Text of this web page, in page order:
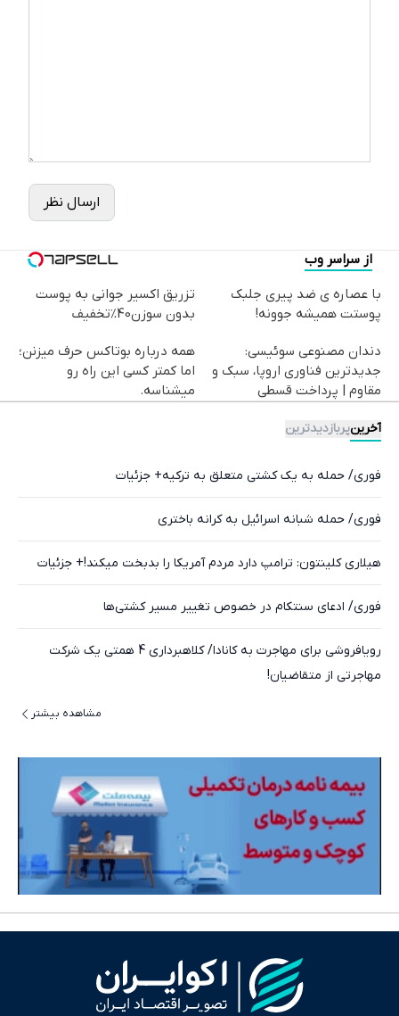
ارسال نظر
از سراسر وب
با عصاره ی ضد پیری جلبک
پوستت همیشه جوونه!
تزریق اکسیر جوانی به پوست
بدون سوزن40%تخفیف
دندان مصنوعی سوئیسی:
جدیدترین فناوری اروپا، سبک و
مقاوم | پرداخت قسطی
همه درباره بوتاکس حرف میزنن؛
اما کمتر کسی این راه رو
میشناسه.
آخرینپربازدیدترین
فوری/ حمله به یک کشتی متعلق به ترکیه+ جزئیات
فوری/ حمله شبانه اسرائیل به کرانه باختری
هیلاری کلینتون: ترامپ دارد مردم آمریکا را بدبخت میکند!+ جزئیات
فوری/ ادعای سنتکام در خصوص تغییر مسیر کشتی‌ها
رویافروشی برای مهاجرت به کانادا/ کلاهبرداری 4 همتی یک شرکت
مهاجرتی از متقاضیان!
مشاهده بیشتر